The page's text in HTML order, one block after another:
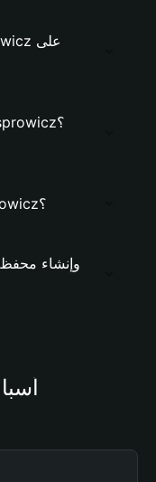
ما هي أفضل محفظة AdamKasprowicz؟